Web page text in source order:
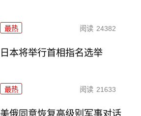
最热 阅读 24382
日本将举行首相指名选举
最热 阅读 21633
美俄同意恢复高级别军事对话